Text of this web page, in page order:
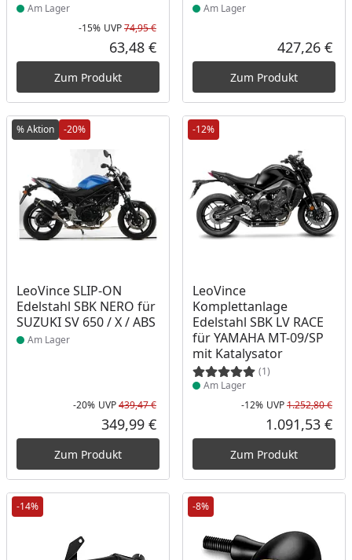
Am Lager
Rabatt in Prozent
-15%
Ursprünglicher Preis
UVP74,95 €
Aktueller Preis
63,48 €
Zum Produkt
Am Lager
427,26 €
Zum Produkt
% Aktion -20%
LeoVince SLIP-ON
Edelstahl SBK NERO für
SUZUKI SV 650 / X / ABS
Produkt am Lager
Am Lager
Rabatt in Prozent
-20%
Ursprünglicher Preis
UVP439,47 €
Aktueller Preis
349,99 €
Zum Produkt
-12%
LeoVince
Komplettanlage
Edelstahl SBK LV RACE
für YAMAHA MT-09/SP
mit Katalysator
(1)
Produkt am Lager
Am Lager
-12% UVP1.252,80 €
1.091,53 €
Zum Produkt
-14% -8%